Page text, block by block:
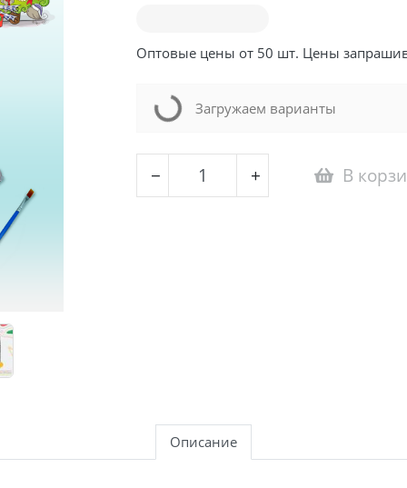
Оптовые цены от 50 шт. Цены
Loading... Загружаем варианты
− + В
Описание